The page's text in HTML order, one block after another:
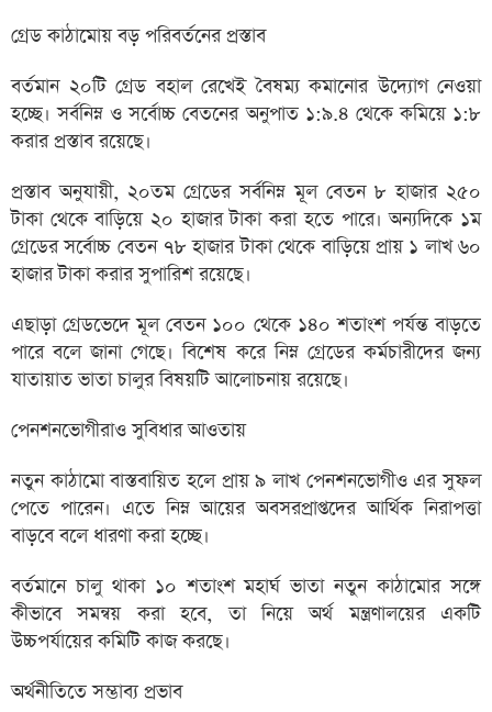
গ্রেড কাঠামোয় বড় পরিবর্তনের প্রস্তাব
বর্তমান ২০টি গ্রেড বহাল রেখেই বৈষম্য কমানোর উদ্যোগ নেওয়া
হচ্ছে। সর্বনিম্ন ও সর্বোচ্চ বেতনের অনুপাত ১:৯.৪ থেকে কমিয়ে ১:৮
করার প্রস্তাব রয়েছে।
প্রস্তাব অনুযায়ী, ২০তম গ্রেডের সর্বনিম্ন মূল বেতন ৮ হাজার ২৫০
টাকা থেকে বাড়িয়ে ২০ হাজার টাকা করা হতে পারে। অন্যদিকে ১ম
গ্রেডের সর্বোচ্চ বেতন ৭৮ হাজার টাকা থেকে বাড়িয়ে প্রায় ১ লাখ ৬০
হাজার টাকা করার সুপারিশ রয়েছে।
এছাড়া গ্রেডভেদে মূল বেতন ১০০ থেকে ১৪০ শতাংশ পর্যন্ত বাড়তে
পারে বলে জানা গেছে। বিশেষ করে নিম্ন গ্রেডের কর্মচারীদের জন্য
যাতায়াত ভাতা চালুর বিষয়টি আলোচনায় রয়েছে।
পেনশনভোগীরাও সুবিধার আওতায়
নতুন কাঠামো বাস্তবায়িত হলে প্রায় ৯ লাখ পেনশনভোগীও এর সুফল
পেতে পারেন। এতে নিম্ন আয়ের অবসরপ্রাপ্তদের আর্থিক নিরাপত্তা
বাড়বে বলে ধারণা করা হচ্ছে।
বর্তমানে চালু থাকা ১০ শতাংশ মহার্ঘ ভাতা নতুন কাঠামোর সঙ্গে
কীভাবে সমন্বয় করা হবে, তা নিয়ে অর্থ মন্ত্রণালয়ের একটি
উচ্চপর্যায়ের কমিটি কাজ করছে।
অর্থনীতিতে সম্ভাব্য প্রভাব